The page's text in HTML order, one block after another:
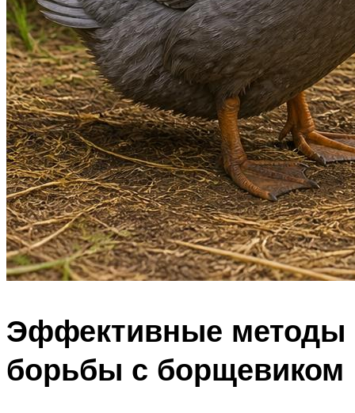
Эффективные методы
борьбы с борщевиком